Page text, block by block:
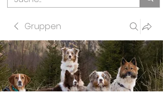
Gruppen